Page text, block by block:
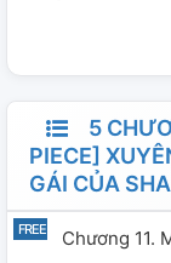
5
PIECE]
GÁI CỦA
Chương 11.